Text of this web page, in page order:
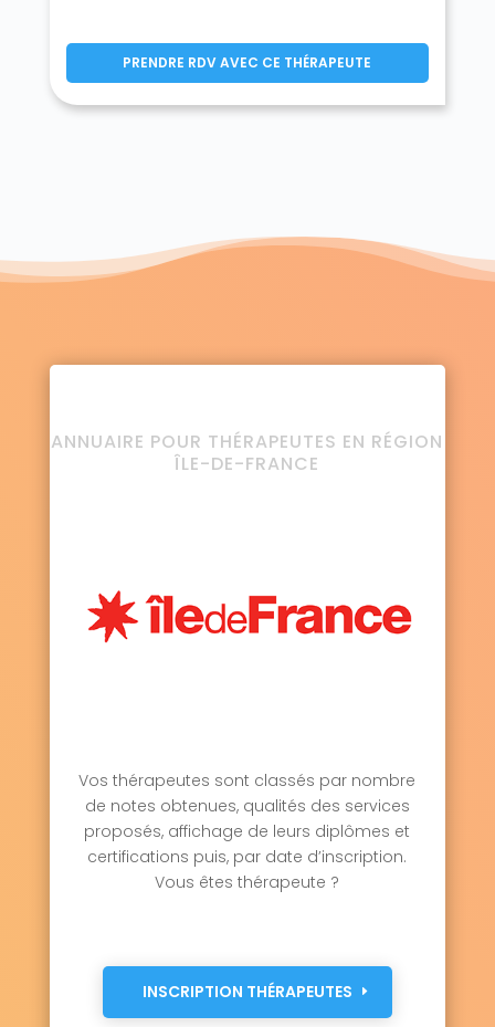
PRENDRE RDV AVEC CE THÉRAPEUTE
ANNUAIRE POUR THÉRAPEUTES EN RÉGION
ÎLE-DE-FRANCE
Vos thérapeutes sont classés par nombre
de notes obtenues, qualités des services
proposés, affichage de leurs diplômes et
certifications puis, par date d’inscription.
Vous êtes thérapeute ?
INSCRIPTION THÉRAPEUTES